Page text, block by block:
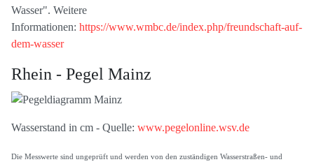
Wasser". Weitere
Informationen: https://www.wmbc.de/index.php/freundschaft-auf-
dem-wasser
Rhein - Pegel Mainz
Wasserstand in cm - Quelle: www.pegelonline.wsv.de
Die Messwerte sind ungeprüft und werden von den zuständigen Wasserstraßen- und